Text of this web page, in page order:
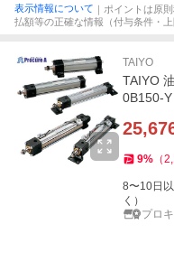
表示情報について ｜ポイントは原
払額等の正確な情報（付与条件・
TAIYO
TAIYO 油圧シリン
9% （
8〜10日
く）
プロ